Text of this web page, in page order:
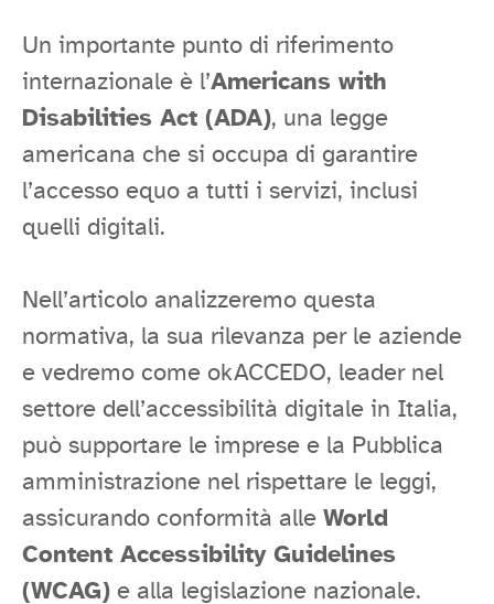
Un importante punto di riferimento
internazionale è l’Americans with
Disabilities Act (ADA), una legge
americana che si occupa di garantire
l’accesso equo a tutti i servizi, inclusi
quelli digitali.
Nell’articolo analizzeremo questa
normativa, la sua rilevanza per le aziende
e vedremo come okACCEDO, leader nel
settore dell’accessibilità digitale in Italia,
può supportare le imprese e la Pubblica
amministrazione nel rispettare le leggi,
assicurando conformità alle World
Content Accessibility Guidelines
(WCAG) e alla legislazione nazionale.